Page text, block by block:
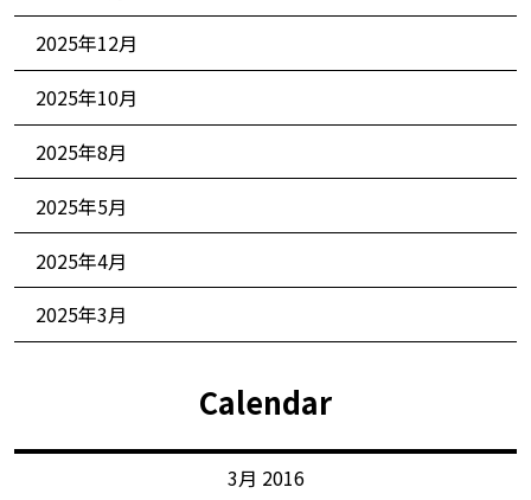
2025年12月
2025年10月
2025年8月
2025年5月
2025年4月
2025年3月
Calendar
3月 2016